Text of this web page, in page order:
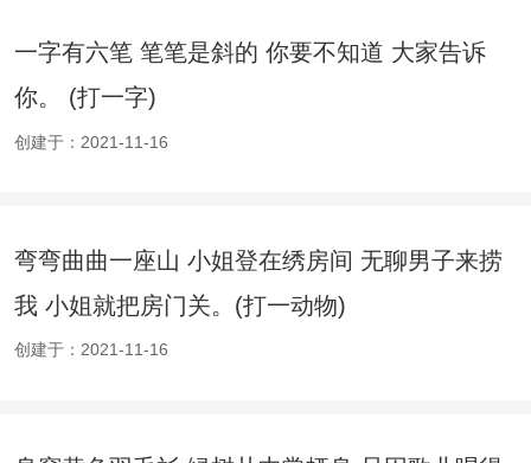
一字有六笔 笔笔是斜的 你要不知道 大家告诉
你。 (打一字)
创建于：2021-11-16
弯弯曲曲一座山 小姐登在绣房间 无聊男子来捞
我 小姐就把房门关。(打一动物)
创建于：2021-11-16